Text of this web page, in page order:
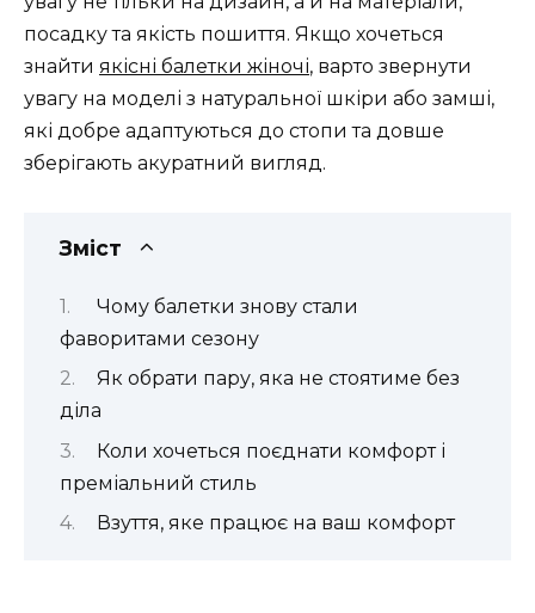
посадку та якість пошиття. Якщо хочеться
знайти якісні балетки жіночі, варто звернути
увагу на моделі з натуральної шкіри або замші,
які добре адаптуються до стопи та довше
зберігають акуратний вигляд.
Зміст
Чому балетки знову стали
фаворитами сезону
Як обрати пару, яка не стоятиме без
діла
Коли хочеться поєднати комфорт і
преміальний стиль
Взуття, яке працює на ваш комфорт